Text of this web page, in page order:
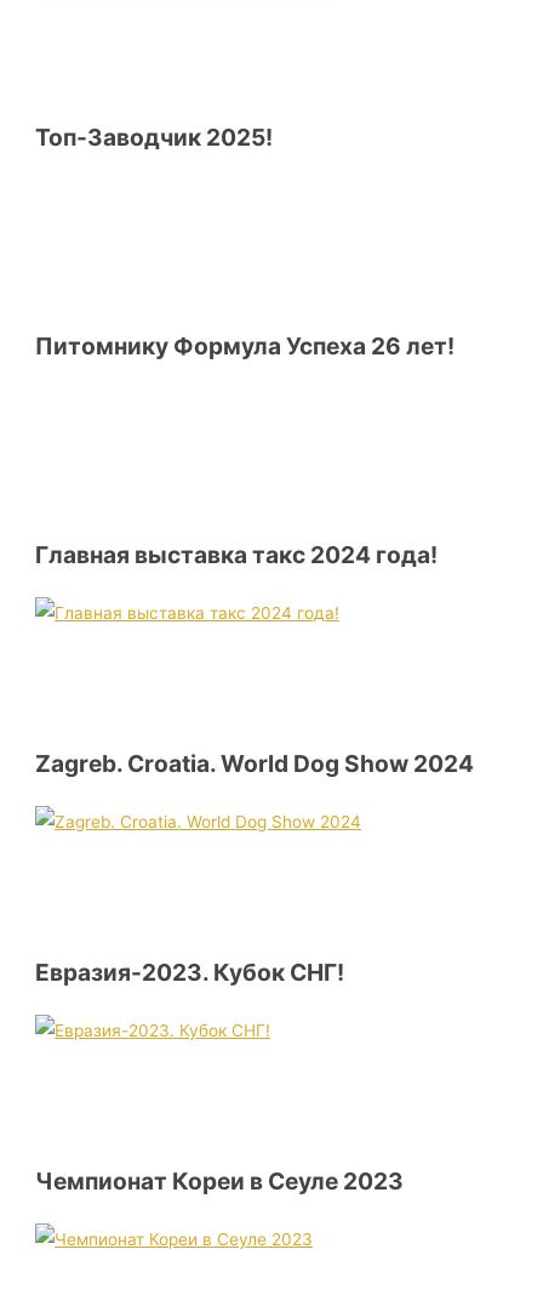
Топ-Заводчик 2025!
Питомнику Формула Успеха 26 лет!
Главная выставка такс 2024 года!
Zagreb. Croatia. World Dog Show 2024
Евразия-2023. Кубок СНГ!
Чемпионат Кореи в Сеуле 2023